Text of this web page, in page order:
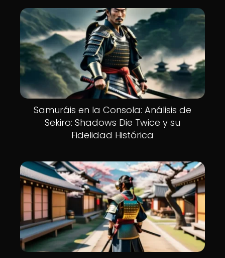
Samuráis en la Consola: Análisis de
Sekiro: Shadows Die Twice y su
Fidelidad Histórica